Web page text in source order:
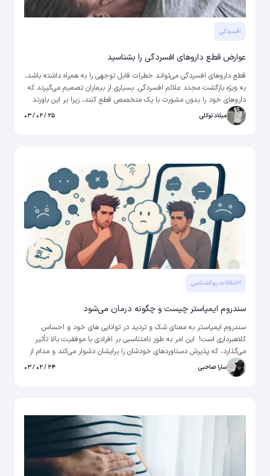
افسردگی
عوارض قطع داروهای افسردگی را بشناسید
قطع داروهای افسردگی می‌تواند خطرات قابل توجهی را به همراه داشته باشد،
به ویژه بازگشت مجدد علائم افسردگی. بسیاری از بیماران تصمیم می‌گیرند که
داروهای خود را بدون مشورت با یک متخصص قطع کنند، زیرا بر این باورند
که وضعیت آن‌ها به اندازه‌ای بهبود یافته است که قطع آن را تضمین می‌کند. با
این حال، این رویکرد منجر به علائم ترک، مشاهده عوارض قطع داروهای
میلاد توکلی ۲۵ / ۰۲ / ۰۳
اختلالات روانشناسی
سندروم ایمپاستر چیست و چگونه درمان می‌شود
سندروم ایمپاستر به معنای شک و تردید در توانایی های خود و احساس
کلاهبرداری است!. این امر به طور نامتناسبی بر افرادی با موفقیت بالا تأثیر
می‌گذارد، که پذیرش دستاوردهای خودشان را برایشان دشوار می‌کند و مدام از
خود می‌پرسند که آیا من شایسته تقدیر هستم یا نه.
سارا صاحبی ۲۴ / ۰۲ / ۰۳